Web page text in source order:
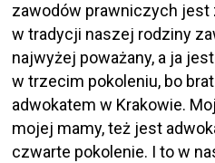
zawodów prawniczych jest
w tradycji naszej rodziny
najwyżej poważany, a ja
w trzecim pokoleniu, bo
adwokatem w Krakowie.
mojej mamy, też jest
czwarte pokolenie. I to w